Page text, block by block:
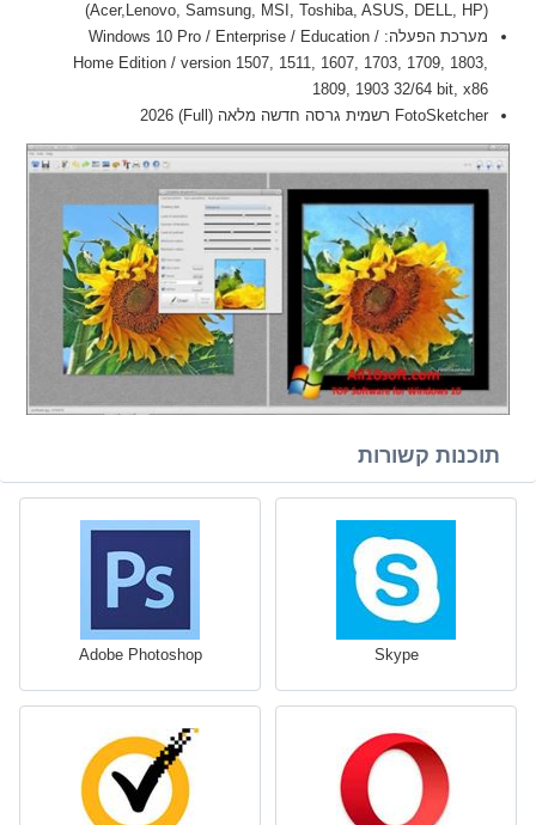
מערכת הפעלה: Windows 10 Pro / Enterprise / Education /
Home Edition / version 1507, 1511, 1607, 1703, 1709, 1803,
1809, 1903 32/64 bit, x86
FotoSketcher רשמית גרסה חדשה מלאה (Full) 2026
תוכנות קשורות
Skype
Adobe Photoshop